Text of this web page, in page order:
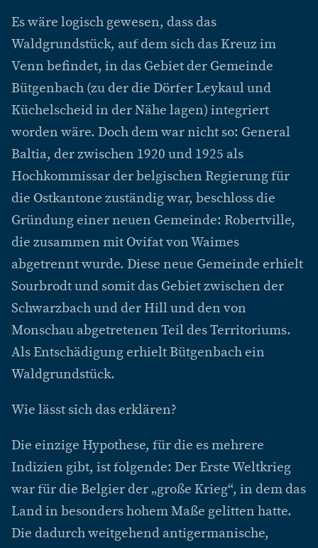
Es wäre logisch gewesen, dass das
Waldgrundstück, auf dem sich das Kreuz im
Venn befindet, in das Gebiet der Gemeinde
Bütgenbach (zu der die Dörfer Leykaul und
Küchelscheid in der Nähe lagen) integriert
worden wäre. Doch dem war nicht so: General
Baltia, der zwischen 1920 und 1925 als
Hochkommissar der belgischen Regierung für
die Ostkantone zuständig war, beschloss die
Gründung einer neuen Gemeinde: Robertville,
die zusammen mit Ovifat von Waimes
abgetrennt wurde. Diese neue Gemeinde erhielt
Sourbrodt und somit das Gebiet zwischen der
Schwarzbach und der Hill und den von
Monschau abgetretenen Teil des Territoriums.
Als Entschädigung erhielt Bütgenbach ein
Waldgrundstück.
Wie lässt sich das erklären?
Die einzige Hypothese, für die es mehrere
Indizien gibt, ist folgende: Der Erste Weltkrieg
war für die Belgier der „große Krieg“, in dem das
Land in besonders hohem Maße gelitten hatte.
Die dadurch weitgehend antigermanische,